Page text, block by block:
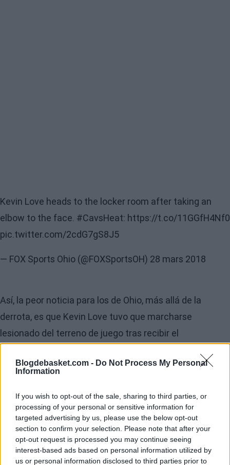
Blogdebasket.com - Do Not Process My Personal
Information
If you wish to opt-out of the sale, sharing to third parties, or
processing of your personal or sensitive information for
targeted advertising by us, please use the below opt-out
section to confirm your selection. Please note that after your
opt-out request is processed you may continue seeing
interest-based ads based on personal information utilized by
us or personal information disclosed to third parties prior to
Kevin Love heads to the locker room after taking an
elbow to the face. #CavsHeat: https://t.co/11GGfH4Nf0
pic.twitter.com/2cdG7gS8J5
— FOX Sports Ohio (@FOXSportsOH) 28 mars 2018
Así, la peor noticia para los de Ohio, más allá de la
derrota, es que Kevin Love tuvo que marcharse
lesionado del terreno de juego tras recibir el
diente y, según Sports Yahoo, mostró síntomas
la aparatosidad del golpe, lo normal es que Love vuelva
a estar disponible con los Cavs para el siguiente
encuentro.
El suplente Olynyk fue el mejor en los Heat con 19